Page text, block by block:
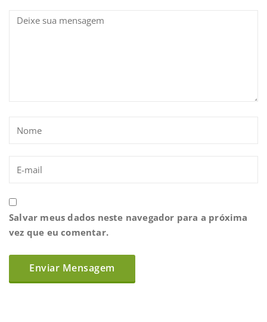
Salvar meus dados neste navegador para a próxima
vez que eu comentar.